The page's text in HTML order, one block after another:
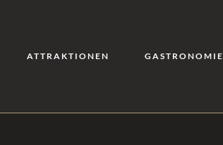
ATTRAKTIONEN GASTRONOMIE